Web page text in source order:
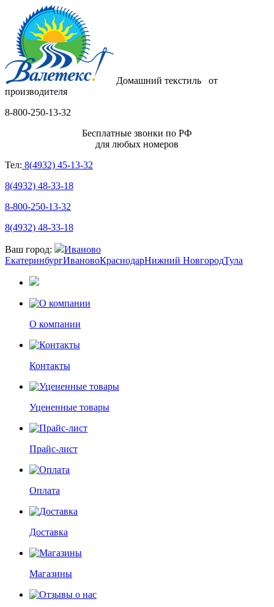
Домашний текстиль от
производителя
8-800-250-13-32
Бесплатные звонки по РФ
для любых номеров
Тел: 8(4932) 45-13-32
8(4932) 48-33-18
8-800-250-13-32
8(4932) 48-33-18
Ваш город:
Иваново
ЕкатеринбургИвановоКраснодарНижний НовгородТула
О компании
Контакты
Уцененные товары
Прайс-лист
Оплата
Доставка
Магазины